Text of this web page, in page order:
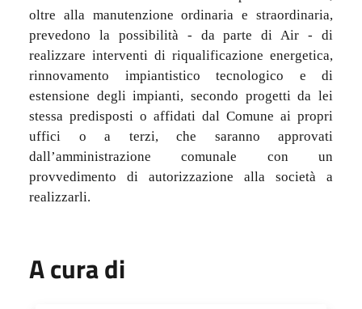
oltre alla manutenzione ordinaria e straordinaria,
prevedono la possibilità - da parte di Air - di
realizzare interventi di riqualificazione energetica,
rinnovamento impiantistico tecnologico e di
estensione degli impianti, secondo progetti da lei
stessa predisposti o affidati dal Comune ai propri
uffici o a terzi, che saranno approvati
dall’amministrazione comunale con un
provvedimento di autorizzazione alla società a
realizzarli.
A cura di